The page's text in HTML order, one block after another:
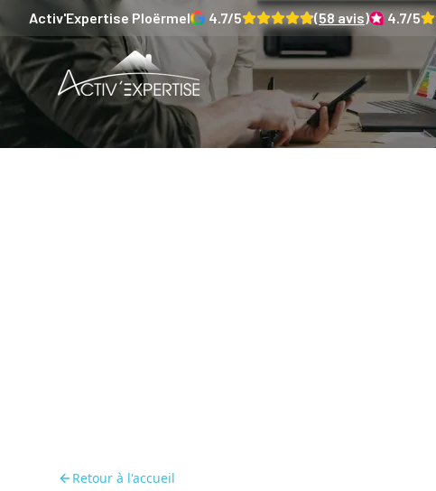
Activ'Expertise Ploërmel 4.7/5 (58 avis) 4.7/5
Retour à l'accueil